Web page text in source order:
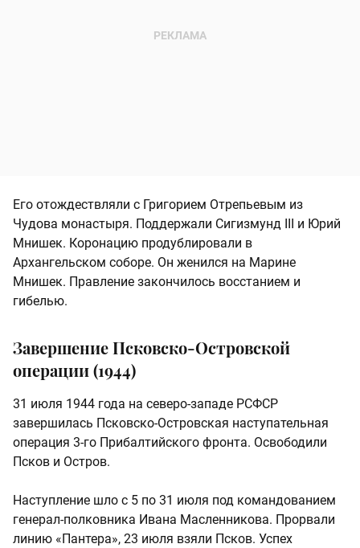
Его отождествляли с Григорием Отрепьевым из
Чудова монастыря. Поддержали Сигизмунд III и Юрий
Мнишек. Коронацию продублировали в
Архангельском соборе. Он женился на Марине
Мнишек. Правление закончилось восстанием и
гибелью.
Завершение Псковско-Островской
операции (1944)
31 июля 1944 года на северо-западе РСФСР
завершилась Псковско-Островская наступательная
операция 3-го Прибалтийского фронта. Освободили
Псков и Остров.
Наступление шло с 5 по 31 июля под командованием
генерал-полковника Ивана Масленникова. Прорвали
линию «Пантера», 23 июля взяли Псков. Успех